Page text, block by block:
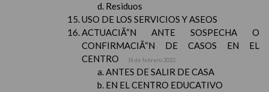
Residuos
USO DE LOS SERVICIOS Y ASEOS
ACTUACIÃ“N ANTE SOSPECHA O
CONFIRMACIÃ“N DE CASOS EN EL
CENTRO
14 de febrero 2022
ANTES DE SALIR DE CASA
EN EL CENTRO EDUCATIVO